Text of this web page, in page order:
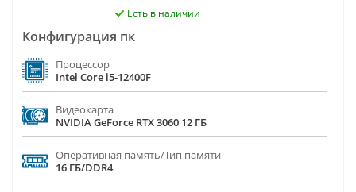
Есть в наличии
Конфигурация пк
Процессор
Intel Core i5-12400F
Видеокарта
NVIDIA GeForce RTX 3060 12 ГБ
Оперативная память/Тип памяти
16 ГБ/DDR4